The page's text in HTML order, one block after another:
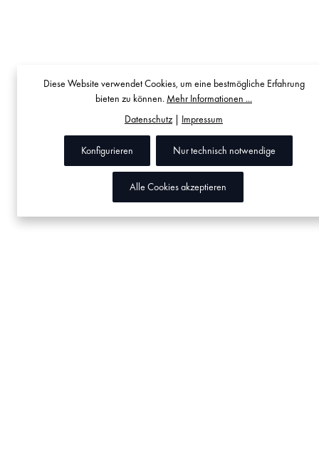
Diese Website verwendet Cookies, um eine bestmögliche Erfahrung
bieten zu können. Mehr Informationen ...
Datenschutz| Impressum
Nur technisch notwendige
Konfigurieren
Alle Cookies akzeptieren